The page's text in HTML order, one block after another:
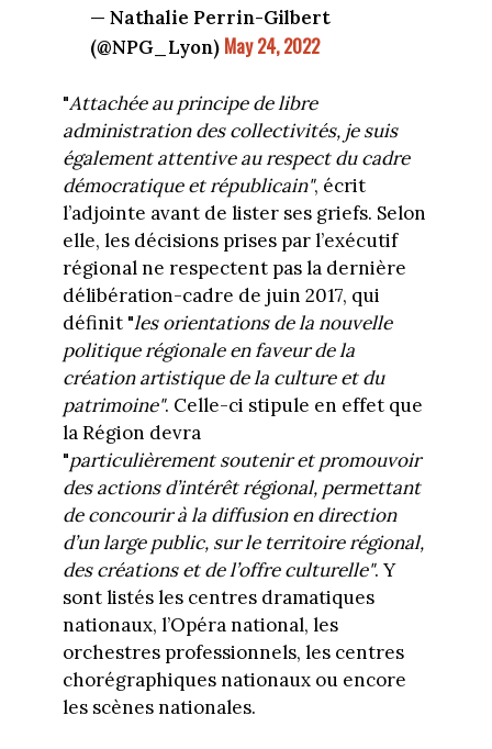
— Nathalie Perrin-Gilbert
(@NPG_Lyon) May 24, 2022
"Attachée au principe de libre
administration des collectivités, je suis
également attentive au respect du cadre
démocratique et républicain", écrit
l’adjointe avant de lister ses griefs. Selon
elle, les décisions prises par l’exécutif
régional ne respectent pas la dernière
délibération-cadre de juin 2017, qui
définit "les orientations de la nouvelle
politique régionale en faveur de la
création artistique de la culture et du
patrimoine". Celle-ci stipule en effet que
la Région devra
"particulièrement soutenir et promouvoir
des actions d’intérêt régional, permettant
de concourir à la diffusion en direction
d’un large public, sur le territoire régional,
des créations et de l’offre culturelle". Y
sont listés les centres dramatiques
nationaux, l’Opéra national, les
orchestres professionnels, les centres
chorégraphiques nationaux ou encore
les scènes nationales.